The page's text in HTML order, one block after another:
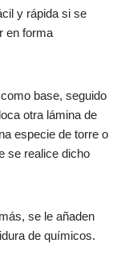
y rápida si se
en forma
base, seguido
otra lámina de
especie de torre o
se realice dicho
se le añaden
de químicos.